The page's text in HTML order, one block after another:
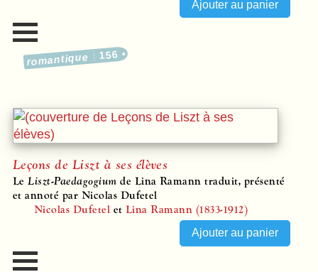
romantique 156
Leçons de Liszt à ses élèves
LeLiszt-Paedagogium de Lina Ramann traduit, présenté
et annoté par Nicolas Dufetel
Nicolas Dufetel et Lina Ramann (1833-1912)